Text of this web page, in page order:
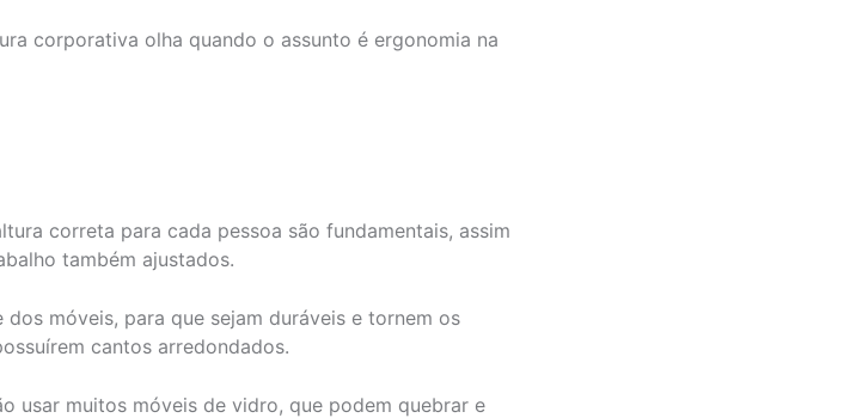
corporativa olha quando o assunto é ergonomia na
correta para cada pessoa são fundamentais, assim
também ajustados.
móveis, para que sejam duráveis e tornem os
cantos arredondados.
usar muitos móveis de vidro, que podem quebrar e